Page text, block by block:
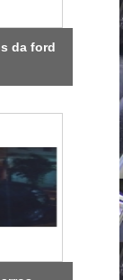
da ford